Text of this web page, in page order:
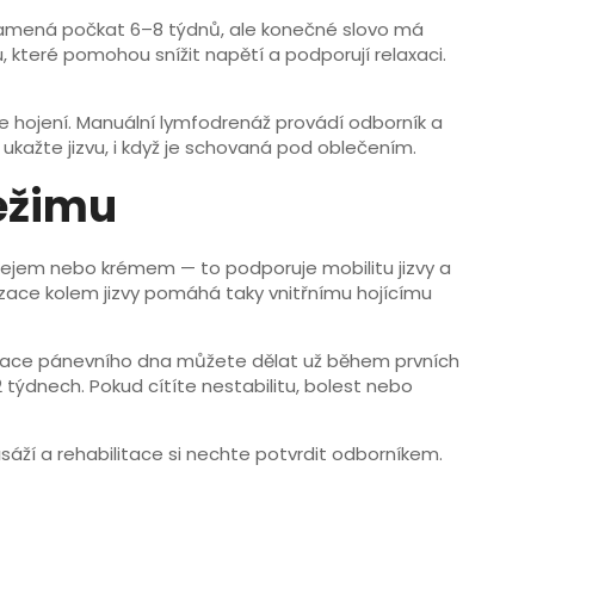
počkat 6–8 týdnů, ale konečné slovo má
pomohou snížit napětí a podporují relaxaci.
Manuální lymfodrenáž provádí odborník a
jizvu, i když je schovaná pod oblečením.
nebo krémem — to podporuje mobilitu jizvy a
kolem jizvy pomáhá taky vnitřnímu hojícímu
pánevního dna můžete dělat už během prvních
týdnech. Pokud cítíte nestabilitu, bolest nebo
a rehabilitace si nechte potvrdit odborníkem.